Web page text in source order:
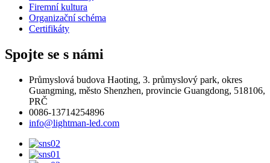
Firemní kultura
Organizační schéma
Certifikáty
Spojte se s námi
Průmyslová budova Haoting, 3. průmyslový park, okres
Guangming, město Shenzhen, provincie Guangdong, 518106,
PRČ
0086-13714254896
info@lightman-led.com